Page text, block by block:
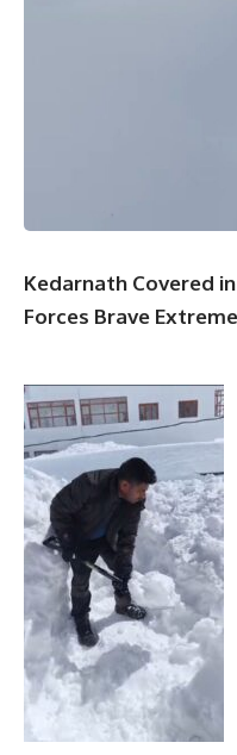
Kedarnath Covered
Forces Brave